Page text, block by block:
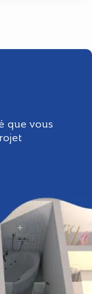
que vous